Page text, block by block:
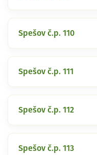
Spešov č.p. 110
Spešov č.p. 111
Spešov č.p. 112
Spešov č.p. 113